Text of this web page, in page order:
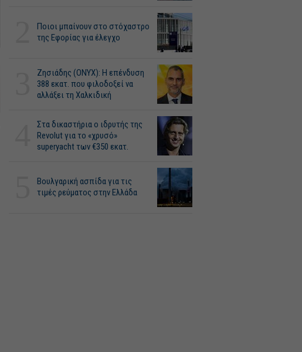
Ποιοι μπαίνουν στο στόχαστρο
της Εφορίας για έλεγχο
Ζησιάδης (ONYX): Η επένδυση
388 εκατ. που φιλοδοξεί να
αλλάξει τη Χαλκιδική
Στα δικαστήρια ο ιδρυτής της
Revolut για το «χρυσό»
superyacht των €350 εκατ.
Βουλγαρική ασπίδα για τις
τιμές ρεύματος στην Ελλάδα